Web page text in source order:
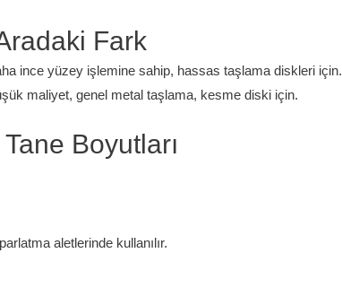
Fark
ince yüzey işlemine sahip, hassas taşlama diskleri için.
maliyet, genel metal taşlama, kesme diski için.
Boyutları
aletlerinde kullanılır.